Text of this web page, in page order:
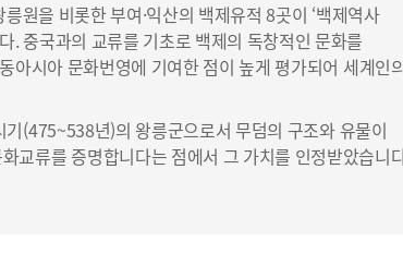
원을 비롯한 부여·익산의 백제유적 8곳이 ‘백제역사
. 중국과의 교류를 기초로 백제의 독창적인 문화를
아시아 문화번영에 기여한 점이 높게 평가되어 세계인
(475~538년)의 왕릉군으로서 무덤의 구조와 유물이
교류를 증명합니다는 점에서 그 가치를 인정받았습니